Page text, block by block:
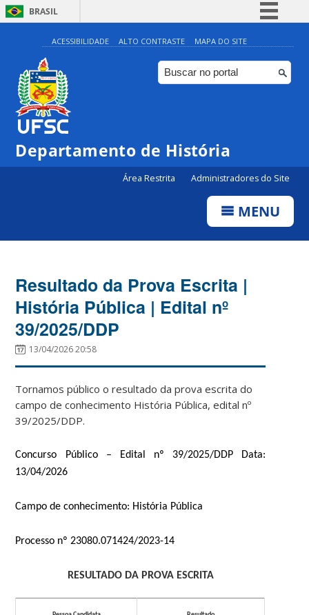
BRASIL
Simplifique!
Comunica BR
Participe
Canais
ACESSIBILIDADE ALTO CONTRASTE MAPA DO SITE
Departamento de História
Área Restrita Administradores do Site
MENU
Resultado da Prova Escrita |
História Pública | Edital nº
39/2025/DDP
13/04/2026 20:58
Tornamos público o resultado da prova escrita do
campo de conhecimento História Pública, edital nº
39/2025/DDP.
Concurso Público – Edital nº 39/2025/DDP Data:
13/04/2026
Campo de conhecimento: História Pública
Processo nº 23080.071424/2023-14
RESULTADO DA PROVA ESCRITA